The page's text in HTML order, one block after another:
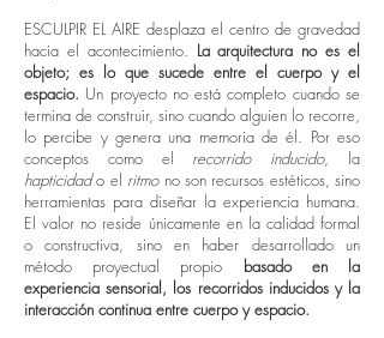
ESCULPIR EL AIRE desplaza el centro de gravedad
hacia el acontecimiento. La arquitectura no es el
objeto; es lo que sucede entre el cuerpo y el
espacio. Un proyecto no está completo cuando se
termina de construir, sino cuando alguien lo recorre,
lo percibe y genera una memoria de él. Por eso
conceptos como el recorrido inducido, la
hapticidado el ritmono son recursos estéticos, sino
herramientas para diseñar la experiencia humana.
El valor no reside únicamente en la calidad formal
o constructiva, sino en haber desarrollado un
método proyectual propio basado en la
experiencia sensorial, los recorridos inducidos y la
interacción continua entre cuerpo y espacio.